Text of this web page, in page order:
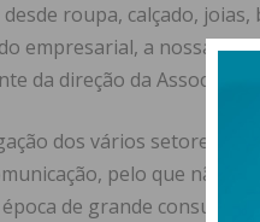
roupa, calçado,
empresarial, a nossa
da direção da
dos vários setores
pelo que não
de grande consumo,